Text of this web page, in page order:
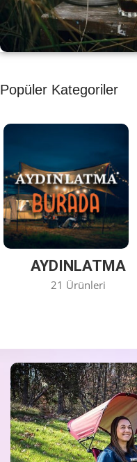
KAHVE KEYFİ
Kahvemizi Denediniz mi ?
Keşfet
Popüler Kategoriler
AYDINLATMA
21 Ürünleri